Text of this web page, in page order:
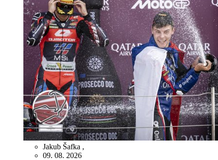
Jakub Šafka ,
09. 08. 2026